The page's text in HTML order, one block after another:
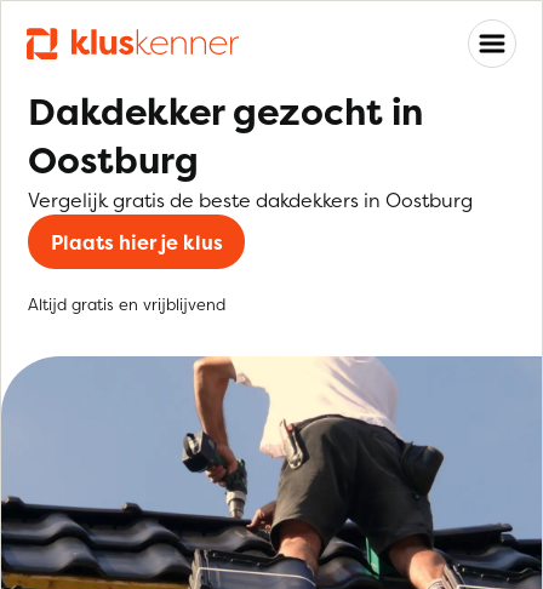
Dakdekker gezocht in
Oostburg
Vergelijk gratis de beste dakdekkers in Oostburg
Plaats hier je klus
Altijd gratis en vrijblijvend